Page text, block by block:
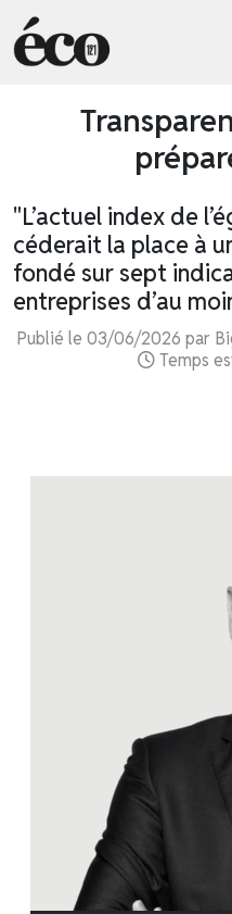
"L’actuel index de
céderait la place à
fondé sur sept
entreprises d’au
Publié le 03/06/2026 par
Temps